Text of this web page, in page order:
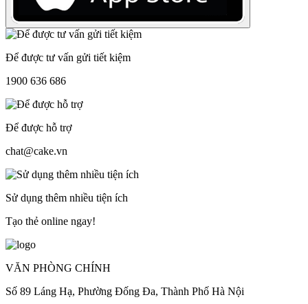
Để được tư vấn gửi tiết kiệm
1900 636 686
Để được hỗ trợ
chat@cake.vn
Sử dụng thêm nhiều tiện ích
Tạo thẻ online ngay!
VĂN PHÒNG CHÍNH
Số 89 Láng Hạ, Phường Đống Đa, Thành Phố Hà Nội